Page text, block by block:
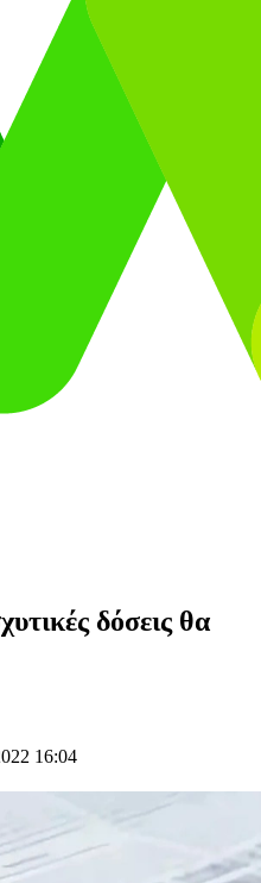
δόσεις θα
16:04